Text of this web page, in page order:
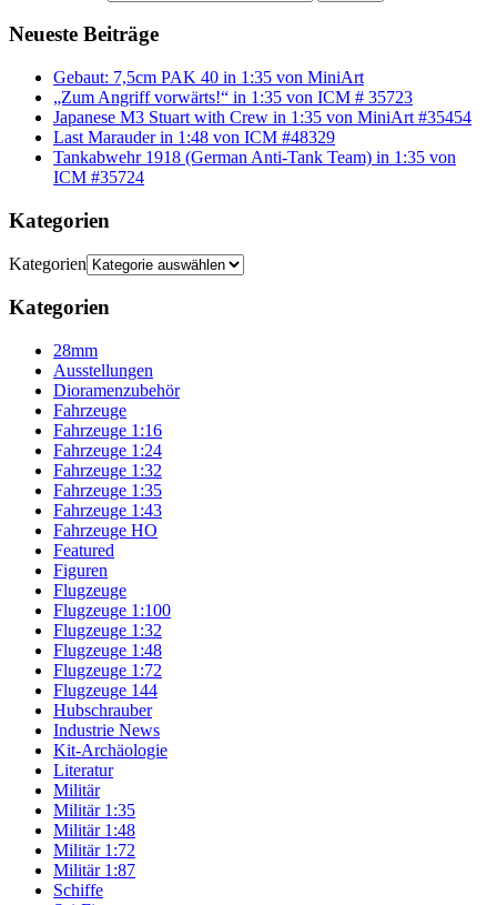
Neueste Beiträge
Gebaut: 7,5cm PAK 40 in 1:35 von MiniArt
„Zum Angriff vorwärts!“ in 1:35 von ICM # 35723
Japanese M3 Stuart with Crew in 1:35 von MiniArt #35454
Last Marauder in 1:48 von ICM #48329
Tankabwehr 1918 (German Anti-Tank Team) in 1:35 von
ICM #35724
Kategorien
Kategorien
Kategorien
28mm
Ausstellungen
Dioramenzubehör
Fahrzeuge
Fahrzeuge 1:16
Fahrzeuge 1:24
Fahrzeuge 1:32
Fahrzeuge 1:35
Fahrzeuge 1:43
Fahrzeuge HO
Featured
Figuren
Flugzeuge
Flugzeuge 1:100
Flugzeuge 1:32
Flugzeuge 1:48
Flugzeuge 1:72
Flugzeuge 144
Hubschrauber
Industrie News
Kit-Archäologie
Literatur
Militär
Militär 1:35
Militär 1:48
Militär 1:72
Militär 1:87
Schiffe